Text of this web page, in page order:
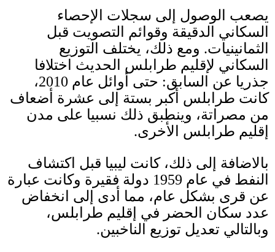
يصعب الوصول إلى سجلات الإحصاء
السكاني الدقيقة وقوائم التصويت قبل
الثمانينيات. ومع ذلك، يختلف التوزيع
السكاني لإقليم طرابلس الحديث اختلافا
جذريا عن السابق: حتى أوائل عام 2010،
كانت طرابلس أكبر بستة إلى عشرة أضعاف
من مصراتة، وينطبق ذلك نسبيا على مدن
إقليم طرابلس الأخرى.
بالاضافة إلى ذلك، كانت ليبيا قبل اكتشاف
النفط في عام 1959 دولة فقيرة وكانت عبارة
عن قرى بشكل عام، مما أدى إلى انخفاض
عدد سكان الحضر في إقليم طرابلس،
وبالتالي تعديل توزيع الناخبين.